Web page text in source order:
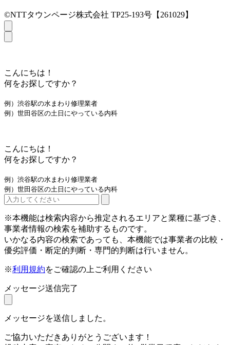
©NTTタウンページ株式会社 TP25-193号【261029】
こんにちは！
何をお探しですか？
例）渋谷駅の水まわり修理業者
例）世田谷区の土日にやっている内科
こんにちは！
何をお探しですか？
例）渋谷駅の水まわり修理業者
例）世田谷区の土日にやっている内科
※本機能は検索内容から推定されるエリアと業種に基づき、
事業者情報の検索を補助するものです。
いかなる内容の検索であっても、本機能では事業者の比較・
優劣評価・断定的判断・専門的判断は行いません。
※利用規約をご確認の上ご利用ください
メッセージ送信完了
メッセージを送信しました。
ご協力いただきありがとうございます！